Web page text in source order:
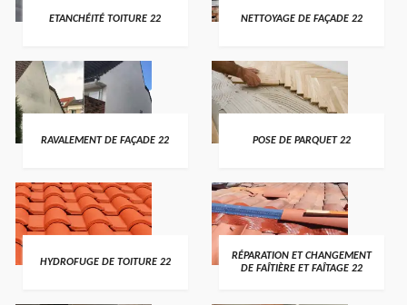
ETANCHÉITÉ TOITURE 22 NETTOYAGE DE FAÇADE 22
RAVALEMENT DE FAÇADE 22 POSE DE PARQUET 22
HYDROFUGE DE TOITURE 22
RÉPARATION ET CHANGEMENT
DE FAÎTIÈRE ET FAÎTAGE 22